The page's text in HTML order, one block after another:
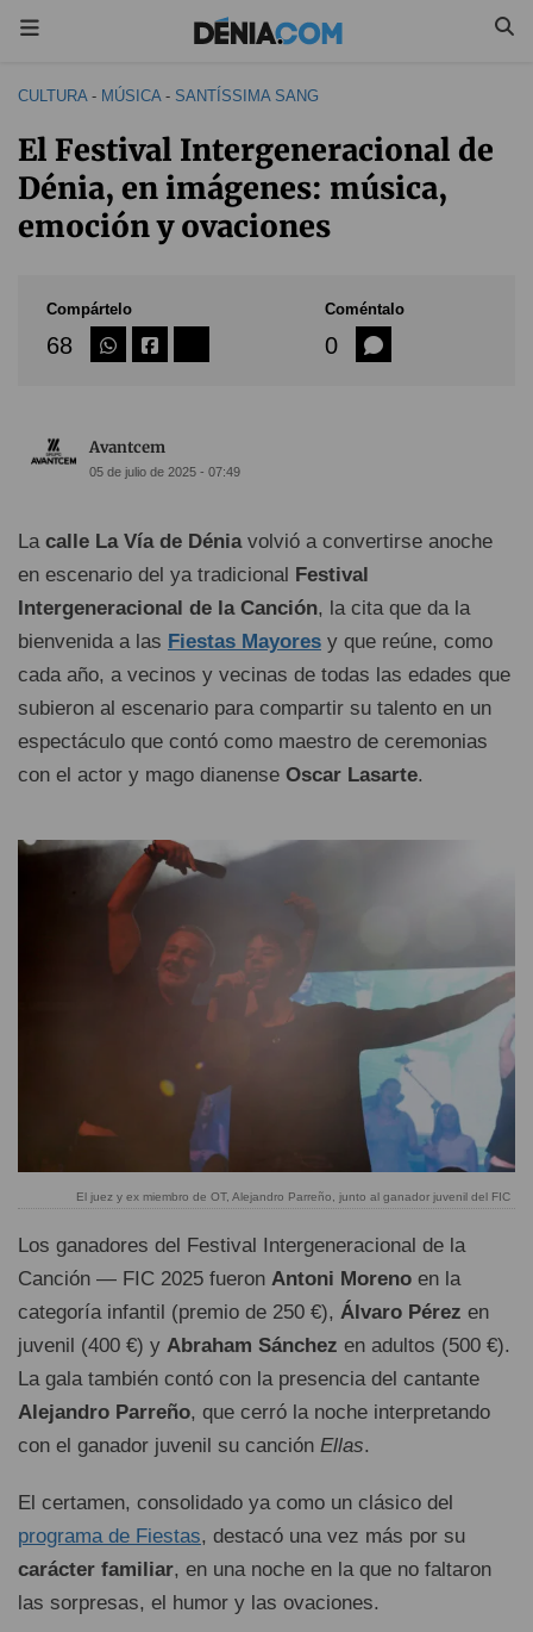
CULTURA- MÚSICA- SANTÍSSIMA SANG
El Festival Intergeneracional de
Dénia, en imágenes: música,
emoción y ovaciones
Compártelo
68
Coméntalo
0
Avantcem
05 de julio de 2025 - 07:49
La calle La Vía de Déniavolvió a convertirse anoche
en escenario del ya tradicional Festival
Intergeneracional de la Canción, la cita que da la
bienvenida a las Fiestas Mayores y que reúne, como
cada año, a vecinos y vecinas de todas las edades que
subieron al escenario para compartir su talento en un
espectáculo que contó como maestro de ceremonias
con el actor y mago dianense Oscar Lasarte.
El juez y ex miembro de OT, Alejandro Parreño, junto al ganador juvenil del FIC
Los ganadores del Festival Intergeneracional de la
Canción — FIC 2025 fueron Antoni Moreno en la
categoría infantil (premio de 250 €), Álvaro Pérez en
juvenil (400 €) y Abraham Sánchez en adultos (500 €).
La gala también contó con la presencia del cantante
Alejandro Parreño, que cerró la noche interpretando
con el ganador juvenil su canción Ellas.
El certamen, consolidado ya como un clásico del
programa de Fiestas, destacó una vez más por su
carácter familiar, en una noche en la que no faltaron
las sorpresas, el humor y las ovaciones.